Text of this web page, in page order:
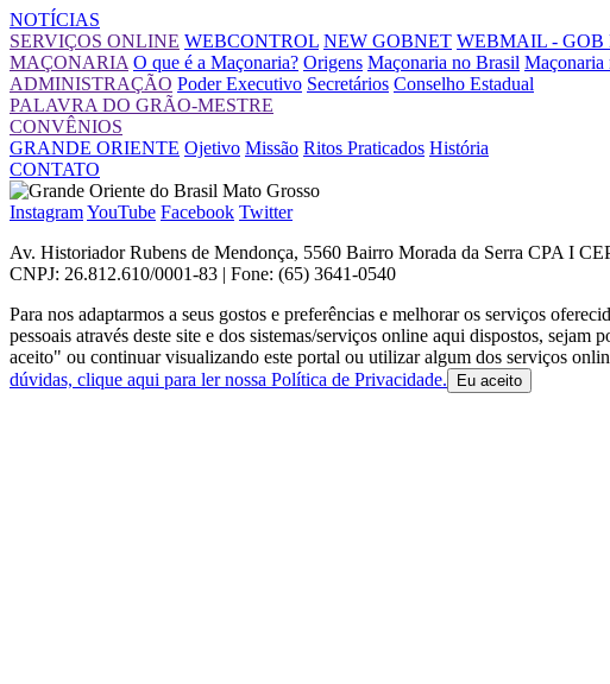
NOTÍCIAS
SERVIÇOS ONLINE WEBCONTROL NEW GOBNET WEBMAIL - GOB
MAÇONARIA O que é a Maçonaria? Origens Maçonaria no Brasil
ADMINISTRAÇÃO Poder Executivo Secretários Conselho Estadual
PALAVRA DO GRÃO-MESTRE
CONVÊNIOS
GRANDE ORIENTE Ojetivo Missão Ritos Praticados História
CONTATO
InstagramYouTube Facebook Twitter
Av. Historiador Rubens de Mendonça, 5560 Bairro Morada da Serra CPA I
CNPJ: 26.812.610/0001-83 | Fone: (65) 3641-0540
Para nos adaptarmos a seus gostos e preferências e melhorar os serviços
pessoais através deste site e dos sistemas/serviços online aqui dispostos,
aceito" ou continuar visualizando este portal ou utilizar algum dos serviços
dúvidas, clique aqui para ler nossa Política de Privacidade.
Eu aceito